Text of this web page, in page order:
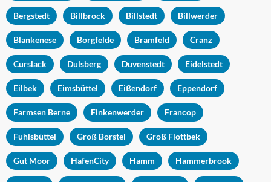
Bergstedt Billbrock Billstedt Billwerder
Blankenese Borgfelde Bramfeld Cranz
Curslack Dulsberg Duvenstedt Eidelstedt
Eilbek Eimsbüttel Eißendorf Eppendorf
Farmsen Berne Finkenwerder Francop
Fuhlsbüttel Groß Borstel Groß Flottbek
Gut Moor HafenCity Hamm Hammerbrook